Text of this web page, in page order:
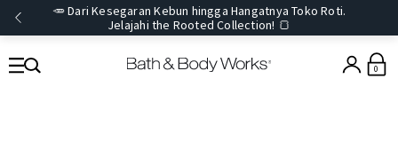
🥕 Dari Kesegaran Kebun hingga Hangatnya Toko Roti.
Jelajahi the Rooted Collection! 🍞
0